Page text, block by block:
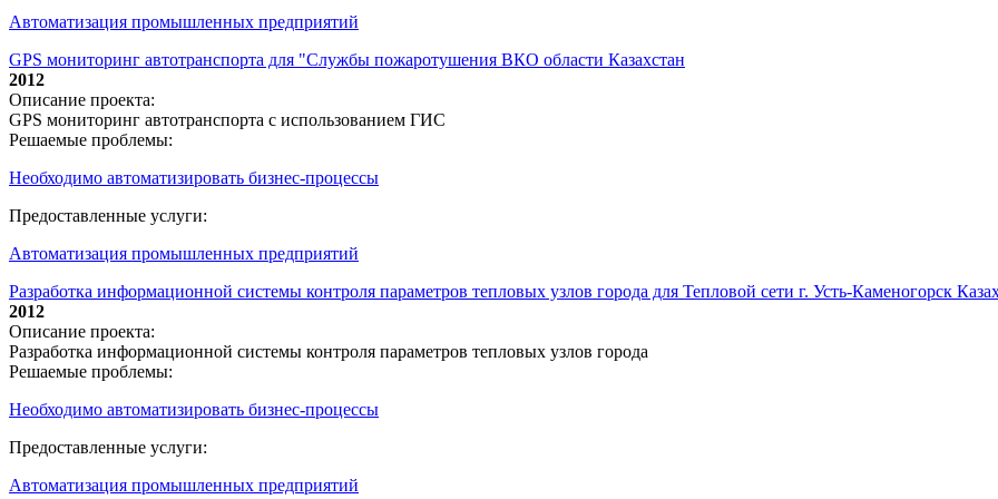
Автоматизация промышленных предприятий
GPS мониторинг автотранспорта для "Службы пожаротушения ВКО области Казахстан
2012
Описание проекта:
GPS мониторинг автотранспорта с использованием ГИС
Решаемые проблемы:
Необходимо автоматизировать бизнес-процессы
Предоставленные услуги:
Автоматизация промышленных предприятий
Разработка информационной системы контроля параметров тепловых узлов города для Тепловой сети г. Усть-Каменогорск
2012
Описание проекта:
Разработка информационной системы контроля параметров тепловых узлов города
Решаемые проблемы:
Необходимо автоматизировать бизнес-процессы
Предоставленные услуги:
Автоматизация промышленных предприятий